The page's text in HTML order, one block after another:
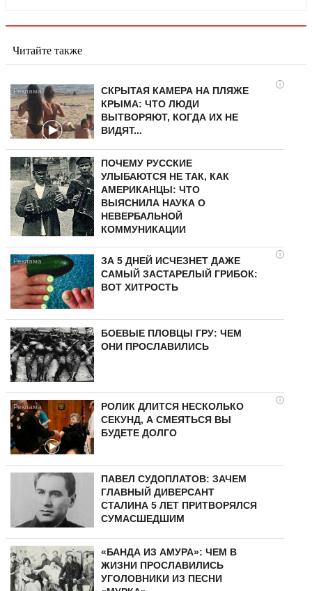
Читайте также
i
СКРЫТАЯ КАМЕРА НА ПЛЯЖЕ
КРЫМА: ЧТО ЛЮДИ
ВЫТВОРЯЮТ, КОГДА ИХ НЕ
ВИДЯТ...
ПОЧЕМУ РУССКИЕ
УЛЫБАЮТСЯ НЕ ТАК, КАК
АМЕРИКАНЦЫ: ЧТО
ВЫЯСНИЛА НАУКА О
НЕВЕРБАЛЬНОЙ
КОММУНИКАЦИИ
i
ЗА 5 ДНЕЙ ИСЧЕЗНЕТ ДАЖЕ
САМЫЙ ЗАСТАРЕЛЫЙ ГРИБОК:
ВОТ ХИТРОСТЬ
БОЕВЫЕ ПЛОВЦЫ ГРУ: ЧЕМ
ОНИ ПРОСЛАВИЛИСЬ
i
РОЛИК ДЛИТСЯ НЕСКОЛЬКО
СЕКУНД, А СМЕЯТЬСЯ ВЫ
БУДЕТЕ ДОЛГО
ПАВЕЛ СУДОПЛАТОВ: ЗАЧЕМ
ГЛАВНЫЙ ДИВЕРСАНТ
СТАЛИНА 5 ЛЕТ ПРИТВОРЯЛСЯ
СУМАСШЕДШИМ
«БАНДА ИЗ АМУРА»: ЧЕМ В
ЖИЗНИ ПРОСЛАВИЛИСЬ
УГОЛОВНИКИ ИЗ ПЕСНИ